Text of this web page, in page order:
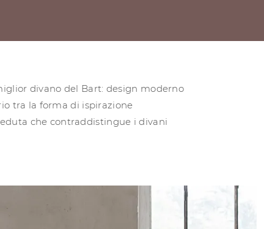
divano del Bart: design moderno
tra la forma di ispirazione
che contraddistingue i divani